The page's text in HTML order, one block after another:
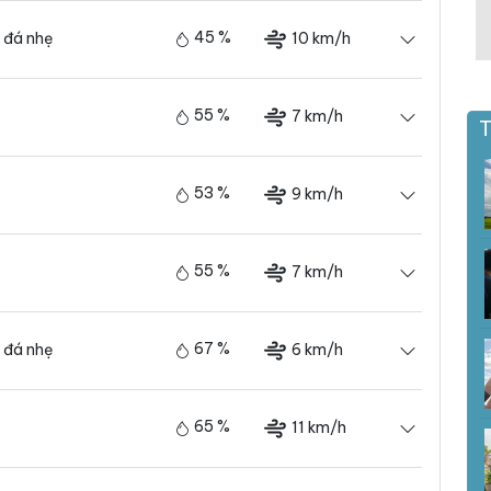
nhẹ 45 % 10 km/h
55 % 7 km/h
53 % 9 km/h
55 % 7 km/h
nhẹ 67 % 6 km/h
65 % 11 km/h